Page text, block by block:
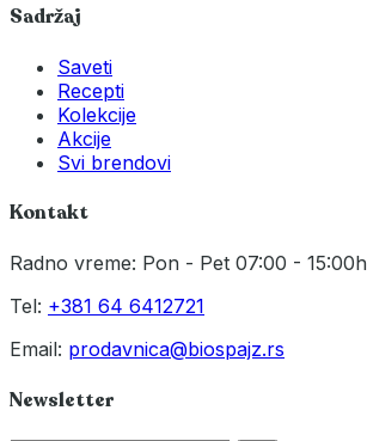
Sadržaj
Saveti
Recepti
Kolekcije
Akcije
Svi brendovi
Kontakt
Radno vreme: Pon - Pet 07:00 - 15:00h
Tel: +381 64 6412721
Email: prodavnica@biospajz.rs
Newsletter